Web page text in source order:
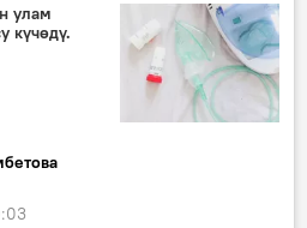
улам
күчөдү.